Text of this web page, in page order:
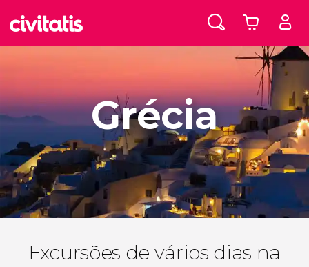
Grécia
Excursões de vários dias na